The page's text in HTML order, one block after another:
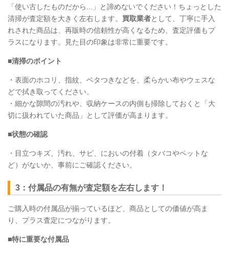
「使い古したものだから...」と諦めないでください！ちょっとした
清掃が査定額を大きく左右します。 買取業者として、丁寧に手入
れされた商品は、再販時の信頼性が高くなるため、査定評価もプ
ラスになります。見た目の印象は非常に重要です。
■清掃のポイント
・表面のホコリ、指紋、ベタつきなどを、柔らかい布やウェスな
どで拭き取ってください。
・細かな隙間の汚れや、収納ケースの内側も掃除しておくと「大
切に扱われていた商品」として評価が高まります。
■状態の確認
・目立つキズ、汚れ、サビ、においの付着（タバコやペットな
ど）がないか、事前にご確認ください。
3：付属品の有無が査定額を左右します！
ご購入時の付属品が揃っているほど、商品としての価値が高ま
り、プラス査定につながります。
■特に重要な付属品